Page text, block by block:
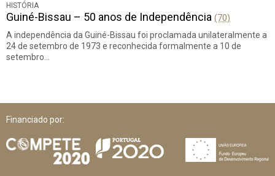
HISTÓRIA
Guiné-Bissau – 50 anos de Independência (70)
A independência da Guiné-Bissau foi proclamada unilateralmente a
24 de setembro de 1973 e reconhecida formalmente a 10 de
setembro…
Financiado por: